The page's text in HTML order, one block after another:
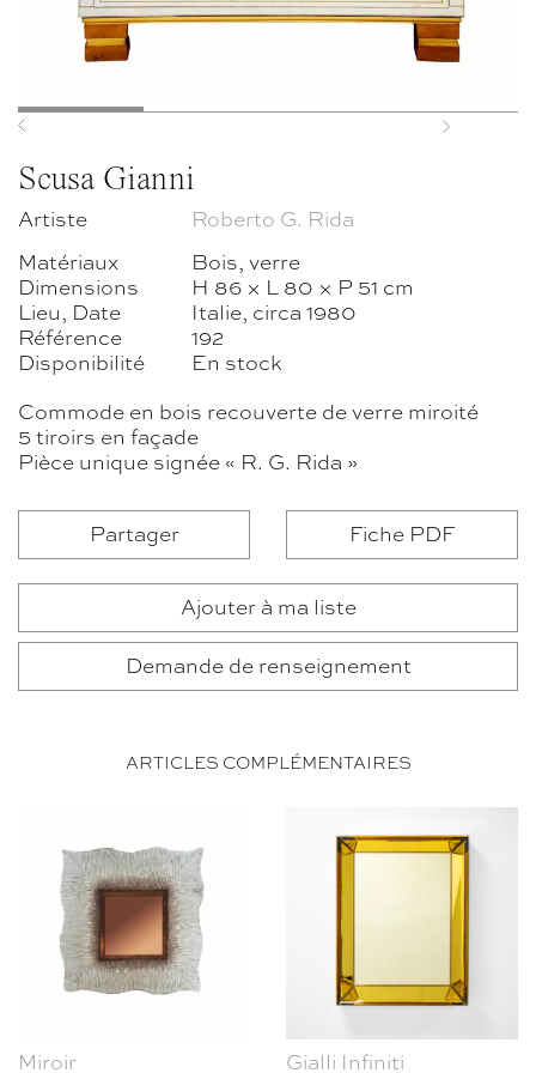
Previous Next
Scusa Gianni
Artiste
Roberto G. Rida
Matériaux
Bois, verre
Dimensions
H 86 × L 80 × P 51 cm
Lieu, Date
Italie, circa 1980
Référence
192
Disponibilité
En stock
Commode en bois recouverte de verre miroité
5 tiroirs en façade
Pièce unique signée « R. G. Rida »
Partager Fiche PDF
Ajouter à ma liste
Demande de renseignement
ARTICLES COMPLÉMENTAIRES
Miroir Gialli Infiniti